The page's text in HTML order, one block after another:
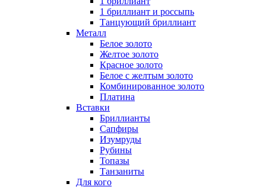
1 бриллиант и россыпь
Танцующий бриллиант
Металл
Белое золото
Желтое золото
Красное золото
Белое с желтым золото
Комбинированное золото
Платина
Вставки
Бриллианты
Сапфиры
Изумруды
Рубины
Топазы
Танзаниты
Для кого